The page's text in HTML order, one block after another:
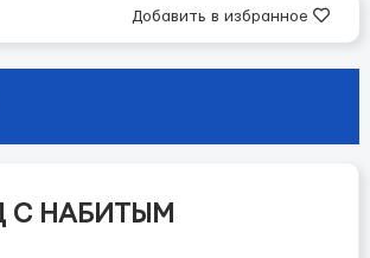
Добавить в избранное
С НАБИТЫМ